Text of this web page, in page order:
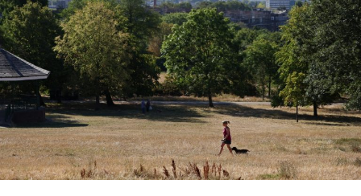
ADVERTISEMENT
Sánchez también denunció que los migrantes fueron
presionados para abordar el vuelo. Las declaraciones